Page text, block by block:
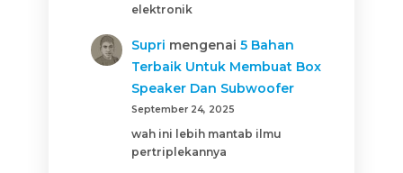
elektronik
Supri mengenai5 Bahan
Terbaik Untuk Membuat Box
Speaker Dan Subwoofer
September 24, 2025
wah ini lebih mantab ilmu
pertriplekannya